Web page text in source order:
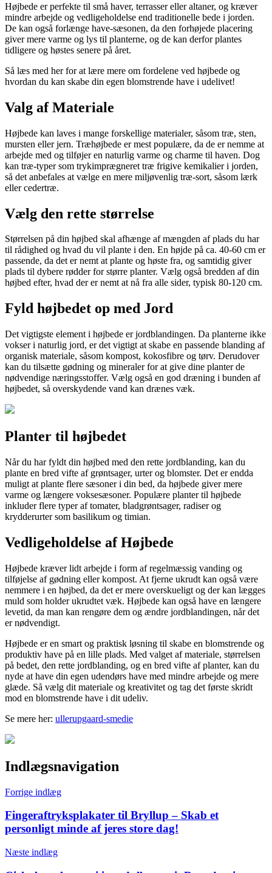
Højbede er perfekte til små haver, terrasser eller altaner, og kræver
mindre arbejde og vedligeholdelse end traditionelle bede i jorden.
De kan også forlænge have-sæsonen, da den forhøjede placering
giver mere varme og lys til planterne, og de kan derfor plantes
tidligere og høstes senere på året.
Så læs med her for at lære mere om fordelene ved højbede og
hvordan du kan skabe din egen blomstrende have i udelivet!
Valg af Materiale
Højbede kan laves i mange forskellige materialer, såsom træ, sten,
mursten eller jern. Træhøjbede er mest populære, da de er nemme at
arbejde med og tilføjer en naturlig varme og charme til haven. Dog
kan træ-typer som trykimprægneret træ frigive kemikalier i jorden,
så det anbefales at vælge en mere miljøvenlig træ-sort, såsom lærk
eller cedertræ.
Vælg den rette størrelse
Størrelsen på din højbed skal afhænge af mængden af plads du har
til rådighed og hvad du vil plante i den. En højde på ca. 40-60 cm er
passende, da det er nemt at plante og høste fra, og samtidig giver
plads til dybere rødder for større planter. Vælg også bredden af din
højbed efter, hvad der er nemt at nå fra alle sider, typisk 80-120 cm.
Fyld højbedet op med Jord
Det vigtigste element i højbede er jordblandingen. Da planterne ikke
vokser i naturlig jord, er det vigtigt at skabe en passende blanding af
organisk materiale, såsom kompost, kokosfibre og tørv. Derudover
kan du tilsætte gødning og mineraler for at give dine planter de
nødvendige næringsstoffer. Vælg også en god dræning i bunden af
højbedet, så overskydende vand kan drænes væk.
Planter til højbedet
Når du har fyldt din højbed med den rette jordblanding, kan du
plante en bred vifte af grøntsager, urter og blomster. Det er endda
muligt at plante flere sæsoner i din bed, da højbede giver mere
varme og længere voksesæsoner. Populære planter til højbede
inkluder flere typer af tomater, bladgrøntsager, radiser og
krydderurter som basilikum og timian.
Vedligeholdelse af Højbede
Højbede kræver lidt arbejde i form af regelmæssig vanding og
tilføjelse af gødning eller kompost. At fjerne ukrudt kan også være
nemmere i en højbed, da det er mere overskueligt og der kan lægges
muld som holder ukrudtet væk. Højbede kan også have en længere
levetid, da man kan rengøre dem og ændre jordblandingen, når det
er nødvendigt.
Højbede er en smart og praktisk løsning til skabe en blomstrende og
produktiv have på en lille plads. Med valget af materiale, størrelsen
på bedet, den rette jordblanding, og en bred vifte af planter, kan du
nyde at have din egen udendørs have med mindre arbejde og mere
glæde. Så vælg dit materiale og kreativitet og tag det første skridt
mod en blomstrende have i dit udeliv.
Se mere her: ullerupgaard-smedie
Indlægsnavigation
Forrige indlæg
Fingeraftryksplakater til Bryllup – Skab et
personligt minde af jeres store dag!
Næste indlæg